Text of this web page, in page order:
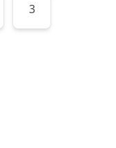
3